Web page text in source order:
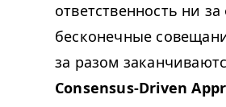
ответственность ни
бесконечные
за разом
Consensus-Driven